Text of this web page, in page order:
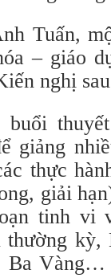
Tuấn,
– giáo
nghị
giảng
thực
giải
tinh vi
thường kỳ,
Ba